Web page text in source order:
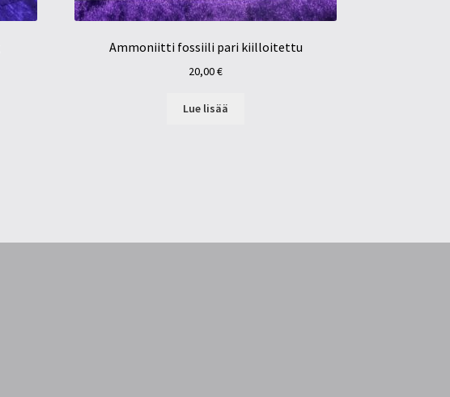
Ammoniitti fossiili pari kiilloitettu
20,00€
Lue lisää